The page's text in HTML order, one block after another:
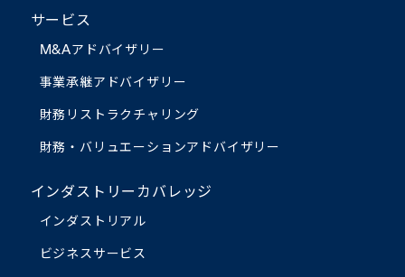
サービス
M&Aアドバイザリー
事業承継アドバイザリー
財務リストラクチャリング
財務・バリュエーションアドバイザリー
インダストリーカバレッジ
インダストリアル
ビジネスサービス